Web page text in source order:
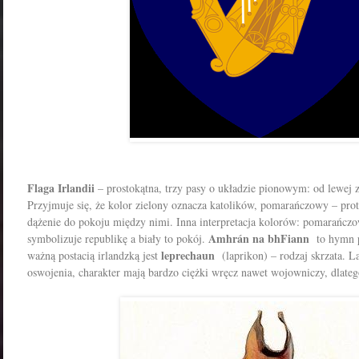
Flaga Irlandii – prostokątna, trzy pasy o układzie pionowym: od lewej
Przyjmuje się, że kolor zielony oznacza katolików, pomarańczowy –
dążenie do pokoju między nimi. Inna interpretacja kolorów:
symbolizuje republikę a biały to pokój. Amhrán na bhFiann to hymn
ważną postacią irlandzką jest leprechaun (laprikon) – rodzaj skrzata.
oswojenia, charakter mają bardzo ciężki wręcz nawet wojowniczy,